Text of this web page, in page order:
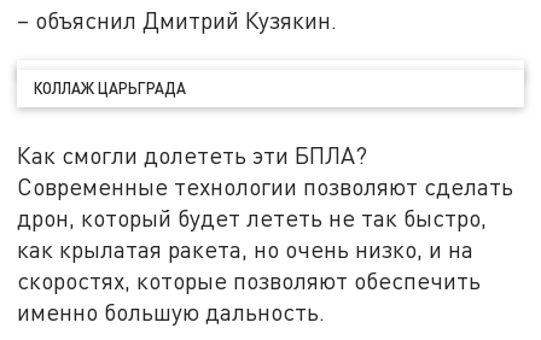
– объяснил Дмитрий Кузякин.
КОЛЛАЖ ЦАРЬГРАДА
Как смогли долететь эти БПЛА?
Современные технологии позволяют сделать
дрон, который будет лететь не так быстро,
как крылатая ракета, но очень низко, и на
скоростях, которые позволяют обеспечить
именно большую дальность.